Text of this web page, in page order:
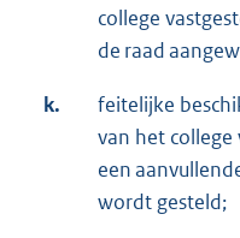
college
de raad
k.
feitelijke
van het
een
wordt gesteld;